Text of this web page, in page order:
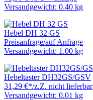
Versandgewicht: 0.40 kg
Hebel DH 32 GS
Preisanfrage/auf Anfrage
Versandgewicht: 1.00 kg
Hebeltaster DH32GS/GSV
31,29 €*/z.Z. nicht lieferbar
Versandgewicht: 0.01 kg